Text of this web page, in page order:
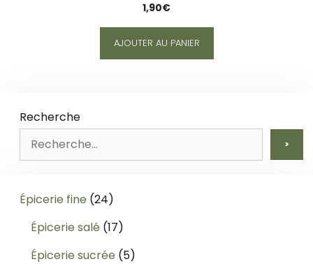
1,90€
AJOUTER AU PANIER
Recherche
>
Épicerie fine 2424
produits
Épicerie salé 1717
produits
Épicerie sucrée 55